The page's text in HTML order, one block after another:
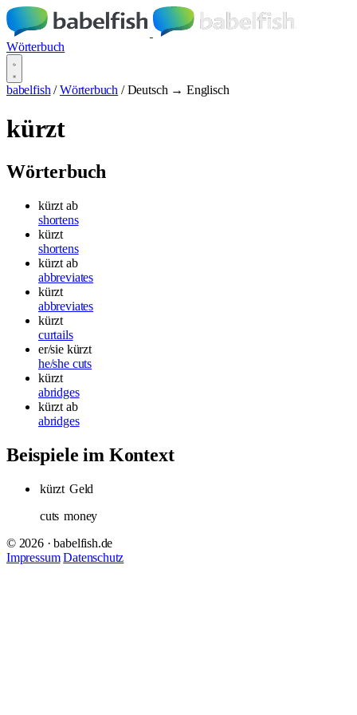
Wörterbuch
babelfish / Wörterbuch / Deutsch → Englisch
kürzt
Wörterbuch
kürzt ab
shortens
kürzt
shortens
kürzt ab
abbreviates
kürzt
abbreviates
kürzt
curtails
er/sie kürzt
he/she cuts
kürzt
abridges
kürzt ab
abridges
Beispiele im Kontext
kürzt Geld
cuts money
© 2026 · babelfish.de
Impressum Datenschutz